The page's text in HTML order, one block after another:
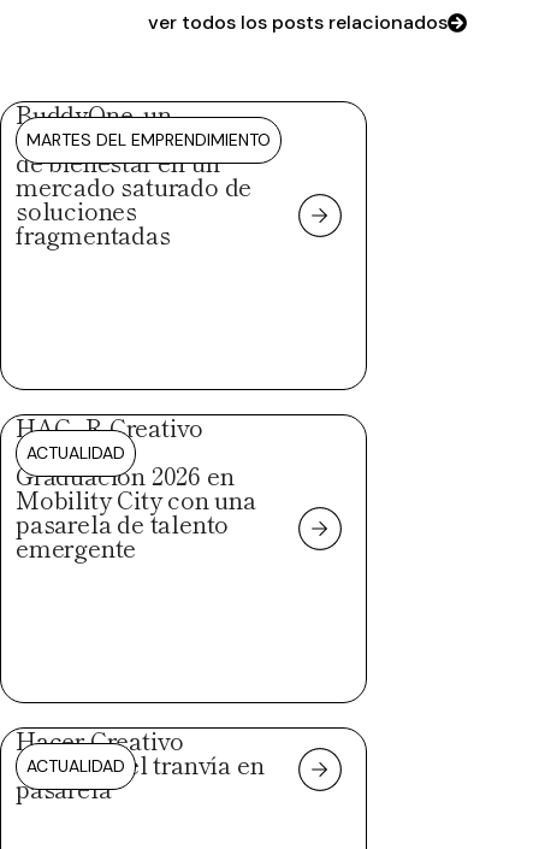
ver todos los posts relacionados
MARTES DEL EMPRENDIMIENTO
BuddyOne, un
ecosistema integral
de bienestar en un
mercado saturado de
soluciones
fragmentadas
ACTUALIDAD
HAC_R Creativo
celebra su
Graduación 2026 en
Mobility City con una
pasarela de talento
emergente
ACTUALIDAD
Hacer Creativo
convierte el tranvía en
pasarela